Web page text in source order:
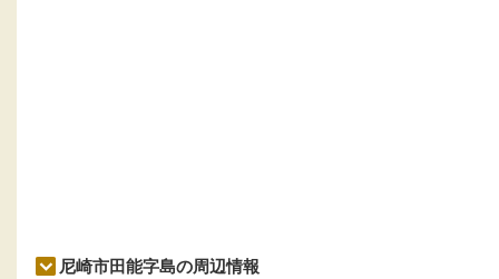
尼崎市田能字島の周辺情報